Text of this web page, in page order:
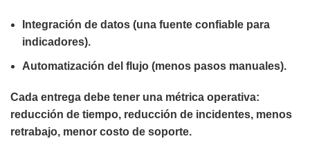
Integración de datos (una fuente confiable para
indicadores).
Automatización del flujo (menos pasos manuales).
Cada entrega debe tener una métrica operativa:
reducción de tiempo, reducción de incidentes, menos
retrabajo, menor costo de soporte.